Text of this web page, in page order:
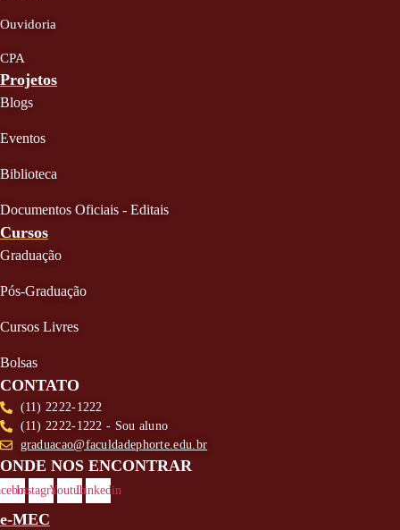
Ouvidoria
CPA
Projetos
Blogs
Eventos
Biblioteca
Documentos Oficiais - Editais
Cursos
Graduação
Pós-Graduação
Cursos Livres
Bolsas
CONTATO
(11) 2222-1222
(11) 2222-1222 - Sou aluno
graduacao@faculdadephorte.edu.br
ONDE NOS ENCONTRAR
InstagramYoutubeLinkedin
e-MEC